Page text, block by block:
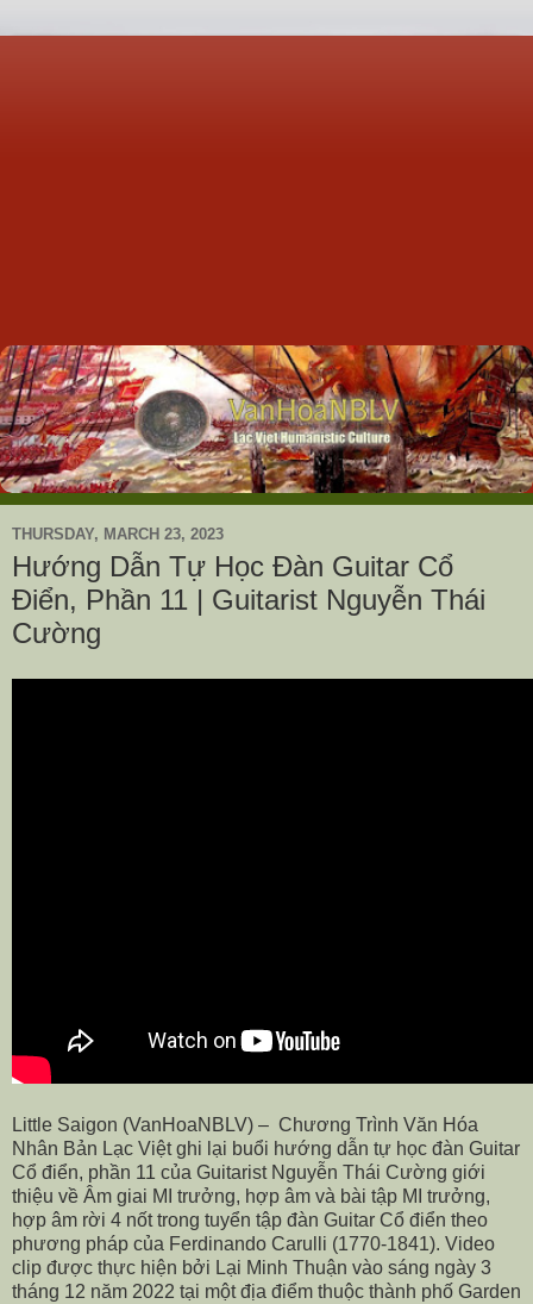
THURSDAY, MARCH 23, 2023
Hướng Dẫn Tự Học Đàn Guitar Cổ
Điển, Phần 11 | Guitarist Nguyễn Thái
Cường
Little Saigon (VanHoaNBLV) – Chương Trình Văn Hóa
Nhân Bản Lạc Việt ghi lại buổi hướng dẫn tự học đàn Guitar
Cổ điển, phần 11 của Guitarist Nguyễn Thái Cường giới
thiệu về Âm giai MI trưởng, hợp âm và bài tập MI trưởng,
hợp âm rời 4 nốt trong tuyển tập đàn Guitar Cổ điển theo
phương pháp của Ferdinando Carulli (1770-1841). Video
clip được thực hiện bởi Lại Minh Thuận vào sáng ngày 3
tháng 12 năm 2022 tại một địa điểm thuộc thành phố Garden